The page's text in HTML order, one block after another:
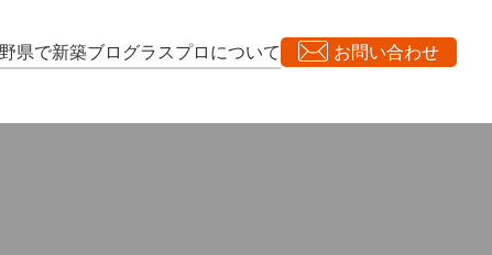
県で新築ブログラスプロについて お問い合わせ